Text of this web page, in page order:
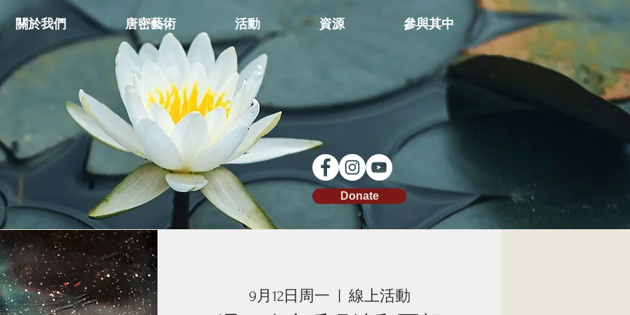
關於我們 唐密藝術 活動 資源 參與其中
Donate
9月12日周一 線上活動